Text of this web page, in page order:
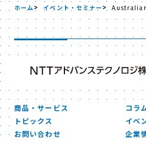
ホーム イベント・セミナー
商品・サービス
コラ
トピックス
イベ
お問い合わせ
企業